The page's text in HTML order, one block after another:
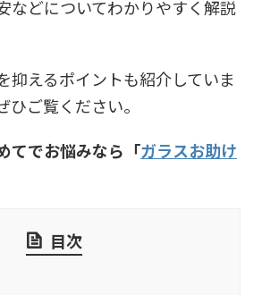
などについてわかりやすく解説
抑えるポイントも紹介していま
ご覧ください。
てでお悩みなら「ガラスお助け
目次